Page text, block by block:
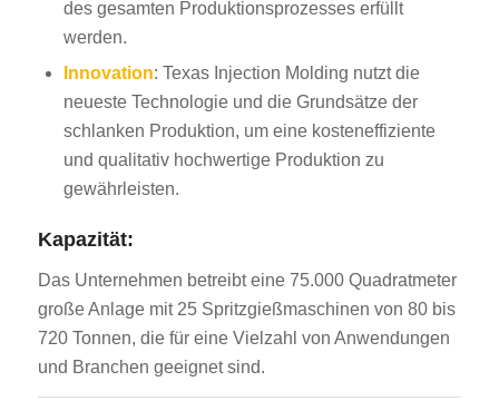
des gesamten Produktionsprozesses erfüllt
werden.
Innovation: Texas Injection Molding nutzt die
neueste Technologie und die Grundsätze der
schlanken Produktion, um eine kosteneffiziente
und qualitativ hochwertige Produktion zu
gewährleisten.
Kapazität:
Das Unternehmen betreibt eine 75.000 Quadratmeter
große Anlage mit 25 Spritzgießmaschinen von 80 bis
720 Tonnen, die für eine Vielzahl von Anwendungen
und Branchen geeignet sind.